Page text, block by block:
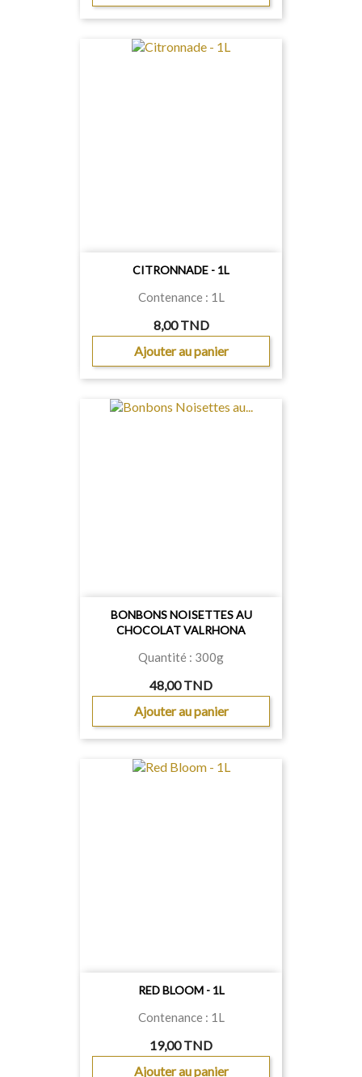
CITRONNADE - 1L
Contenance : 1L
8,00 TND
Ajouter au panier
BONBONS NOISETTES AU
CHOCOLAT VALRHONA
Quantité : 300g
48,00 TND
Ajouter au panier
RED BLOOM - 1L
Contenance : 1L
19,00 TND
Ajouter au panier